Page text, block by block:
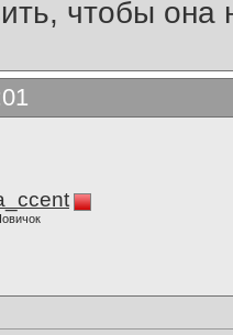
чтобы она